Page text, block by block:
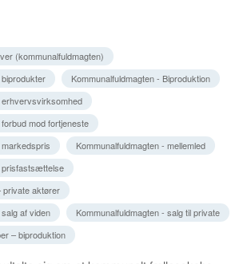
(kommunalfuldmagten)
Kommunalfuldmagten - Biproduktion
erhvervsvirksomhed
mod fortjeneste
Kommunalfuldmagten - mellemled
prisfastsættelse
private aktører
af viden
Kommunalfuldmagten - salg til private
– biproduktion